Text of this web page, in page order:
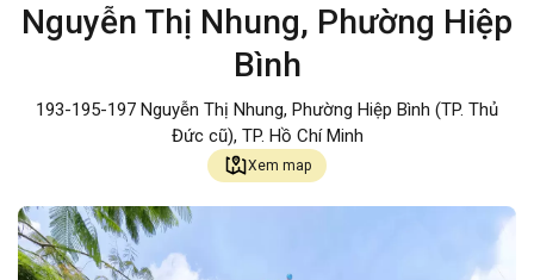
Nguyễn Thị Nhung, Phường Hiệp
Bình
193-195-197 Nguyễn Thị Nhung, Phường Hiệp Bình (TP. Thủ
Đức cũ), TP. Hồ Chí Minh
Xem map